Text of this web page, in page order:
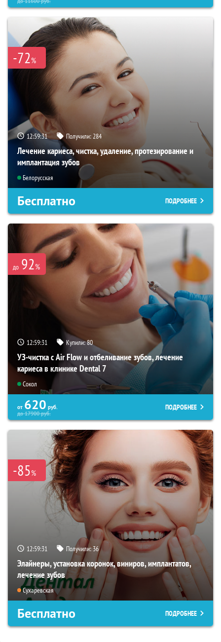
-72%
12:59:29 Получили:284
Лечение кариеса, чистка, удаление, протезирование и
имплантация зубов
Белорусская
Бесплатно ПОДРОБНЕЕ
до 92%
12:59:29 Купили:80
УЗ-чистка с Air Flow и отбеливание зубов, лечение
кариеса в клинике Dental 7
Сокол
от 620 руб.
до17900руб.
ПОДРОБНЕЕ
-85%
12:59:29 Получили:36
Элайнеры, установка коронок, виниров, имплантатов,
лечение зубов
Сухаревская
Бесплатно ПОДРОБНЕЕ